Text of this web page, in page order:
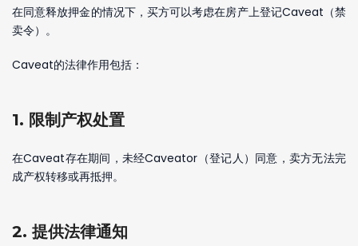
在同意释放押金的情况下，买方可以考虑在房产上登记Caveat（禁
卖令）。
Caveat的法律作用包括：
1. 限制产权处置
在Caveat存在期间，未经Caveator（登记人）同意，卖方无法完
成产权转移或再抵押。
2. 提供法律通知